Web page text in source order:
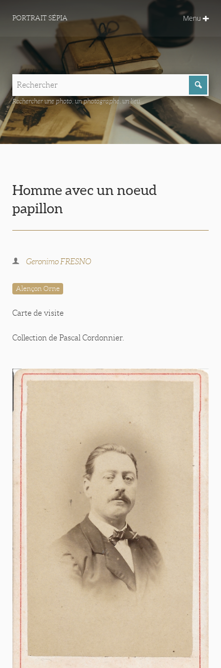
PORTRAIT SÉPIA Menu
Rechercher une photo, un photographe, un lieu...
Homme avec un noeud
papillon
Geronimo FRESNO
Alençon Orne
Carte de visite
Collection de Pascal Cordonnier.